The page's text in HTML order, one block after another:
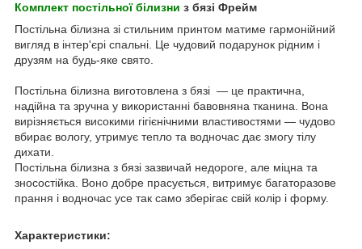
Комплект постільної білизни з бязі Фрейм
Постільна білизна зі стильним принтом матиме гармонійний
вигляд в інтер'єрі спальні. Це чудовий подарунок рідним і
друзям на будь-яке свято.
Постільна білизна виготовлена з бязі — це практична,
надійна та зручна у використанні бавовняна тканина. Вона
вирізняється високими гігієнічними властивостями — чудово
вбирає вологу, утримує тепло та водночас дає змогу тілу
дихати.
Постільна білизна з бязі зазвичай недороге, але міцна та
зносостійка. Воно добре прасується, витримує багаторазове
прання і водночас усе так само зберігає свій колір і форму.
Характеристики: